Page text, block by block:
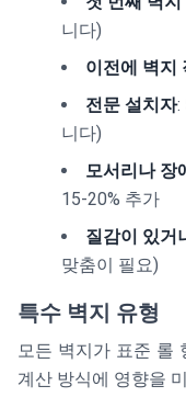
니다)
이전에 벽지
전문 설치자:
니다)
모서리나 장
15-20% 추가
질감이 있거
맞춤이 필요)
특수 벽지 유형
모든 벽지가 표준 롤
계산 방식에 영향을